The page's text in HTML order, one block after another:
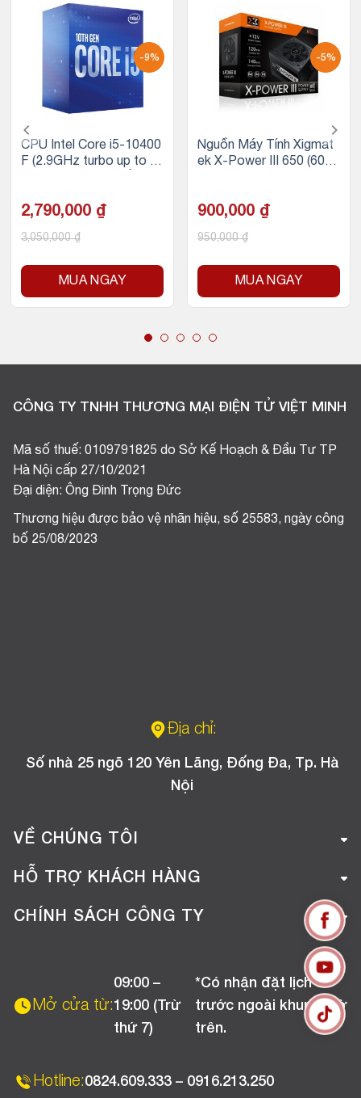
-9%
CPU Intel Core i5-10400
F (2.9GHz turbo up to 4.
ket Intel LGA 1200
2,790,000 ₫
3,050,000₫
MUA NGAY
-5%
Nguồn Máy Tính Xigmat
ek X-Power III 650 (600
900,000 ₫
950,000₫
MUA NGAY
CÔNG TY TNHH THƯƠNG MẠI ĐIỆN TỬ VIỆT MINH
Mã số thuế: 0109791825 do Sở Kế Hoạch & Đầu Tư TP
Hà Nội cấp 27/10/2021
Đại diện: Ông Đinh Trọng Đức
Thương hiệu được bảo vệ nhãn hiệu, số 25583, ngày công
bố 25/08/2023
Địa chỉ:
Số nhà 25 ngõ 120 Yên Lãng, Đống Đa, Tp. Hà
Nội
VỀ CHÚNG TÔI
Giới thiệu công ty
Tuyển dụng
HỖ TRỢ KHÁCH HÀNG
Hướng dẫn mua hàng online
Chương trình khuyến mãi
CHÍNH SÁCH CÔNG TY
Chính sách bảo hành
Mở cửa từ:
09:00 –
19:00 (Trừ
thứ 7)
*Có nhận đặt lịch
trước ngoài khung giờ
trên.
Hotline:0824.609.333 – 0916.213.250